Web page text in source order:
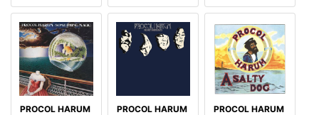
PROCOL HARUM
PROCOL HARUM
PROCOL HARUM